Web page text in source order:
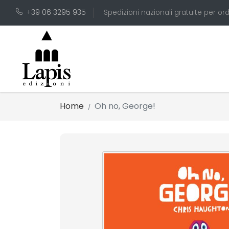
+39 06 3295 935 Spedizioni nazionali gratuite per
Home Oh no, George!